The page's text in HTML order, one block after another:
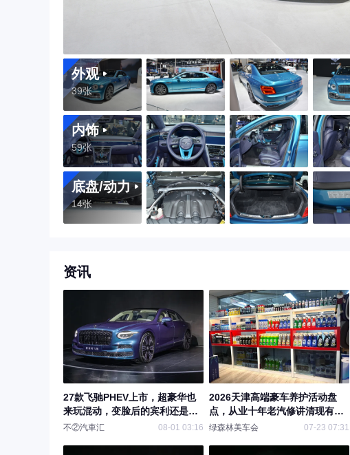
外观
39张
内饰
59张
底盘/动力
14张
资讯
27款飞驰PHEV上市，超豪华也
来玩混动，变脸后的宾利还是宾
利吗？
不②汽車汇 08-01 03:16
2026天津高端豪车养护活动盘
点，从业十年老汽修讲清现有优
惠
绿森林美车会 07-23 07:31